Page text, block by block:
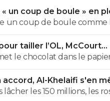
un coup de boule » en
un coup de boule comme
critique sur l' arrbitrage il
n'a pas reçu de coup par
exemple pour les jeunes
sélectionneur comme
tailler l’OL, McCourt
le chocolat dans le
ose tout, c'est même à ça
accord, Al-Khelaifi s'en
les 150 millions, les